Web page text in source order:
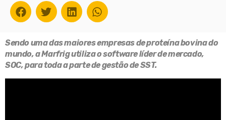
Sendo uma das maiores empresas de proteína bovina do
mundo, a Marfrig utiliza o software líder de mercado,
SOC, para toda a parte de gestão de SST.